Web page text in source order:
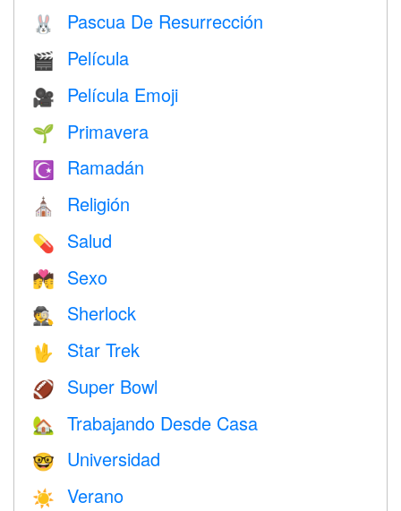
🐰 Pascua De Resurrección
🎬 Película
🎥 Película Emoji
🌱 Primavera
☪️ Ramadán
⛪️ Religión
💊 Salud
💏 Sexo
🕵️ Sherlock
🖖 Star Trek
🏈 Super Bowl
🏡 Trabajando Desde Casa
🤓 Universidad
☀️ Verano